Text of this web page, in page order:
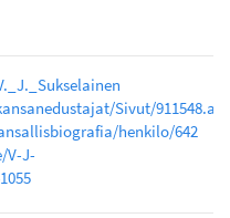
Sivut/
henkilo/642
V-J-